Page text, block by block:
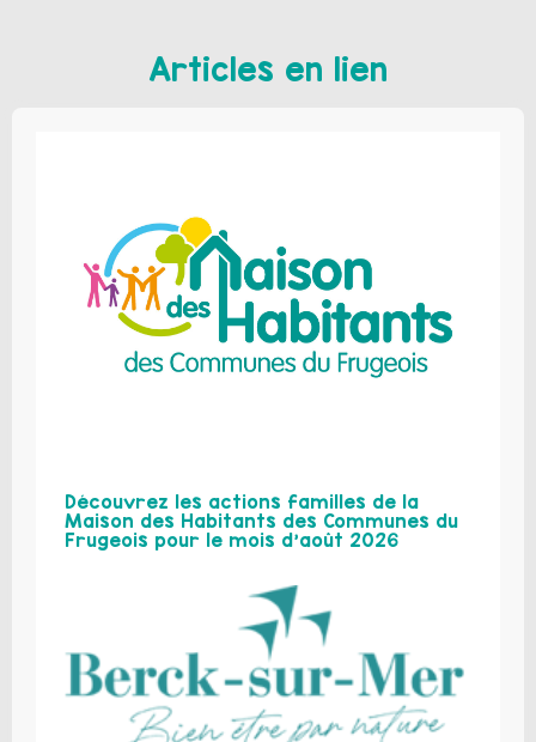
Articles en lien
Découvrez les actions familles de la
Maison des Habitants des Communes du
Frugeois pour le mois d’août 2026